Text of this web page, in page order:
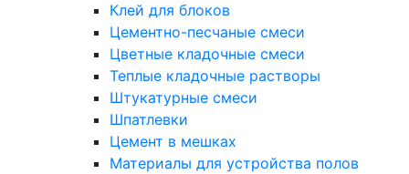
Клей для блоков
Цементно-песчаные смеси
Цветные кладочные смеси
Теплые кладочные растворы
Штукатурные смеси
Шпатлевки
Цемент в мешках
Материалы для устройства полов